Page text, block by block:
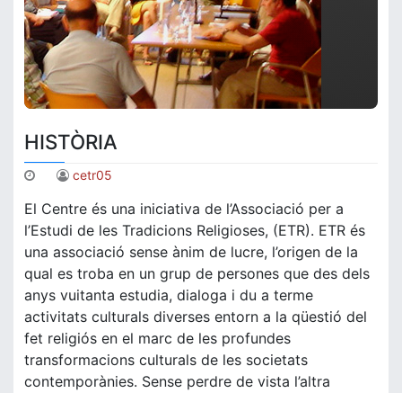
HISTÒRIA
cetr05
El Centre és una iniciativa de l’Associació per a
l’Estudi de les Tradicions Religioses, (ETR). ETR és
una associació sense ànim de lucre, l’origen de la
qual es troba en un grup de persones que des dels
anys vuitanta estudia, dialoga i du a terme
activitats culturals diverses entorn a la qüestió del
fet religiós en el marc de les profundes
transformacions culturals de les societats
contemporànies. Sense perdre de vista l’altra